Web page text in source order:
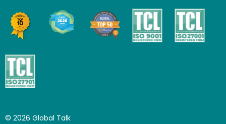
© 2026 Global Talk